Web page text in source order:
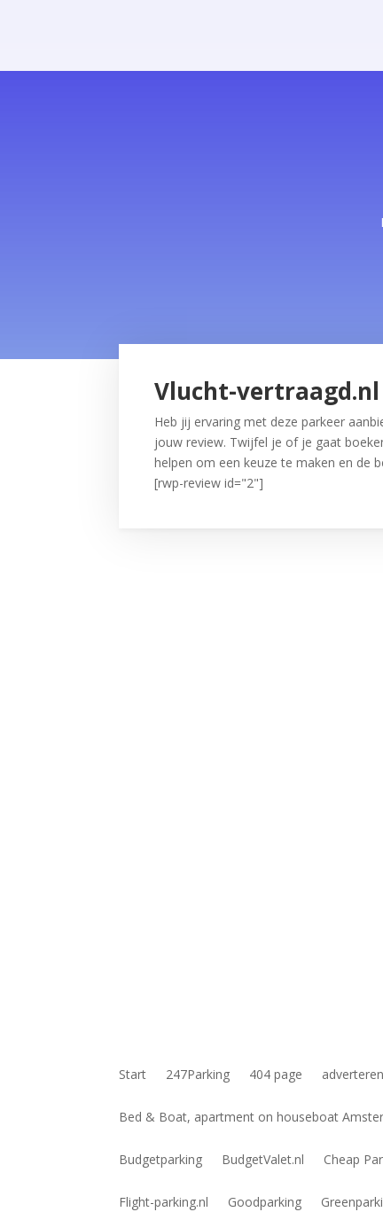
Vlucht-
Heb jij ervaring met deze parkeer
jouw review. Twijfel je of je gaat
helpen om een keuze te maken en de
[rwp-review id="2"]
Start 247Parking 404 page adverteren
Bed & Boat, apartment on houseboat
Budgetparking BudgetValet.nl Cheap
Flight-parking.nl Goodparking